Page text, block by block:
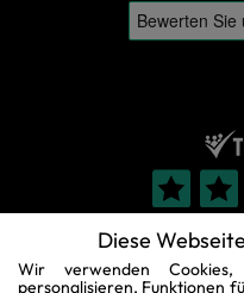
Diese
Wir verwenden
personalisieren, Funktionen